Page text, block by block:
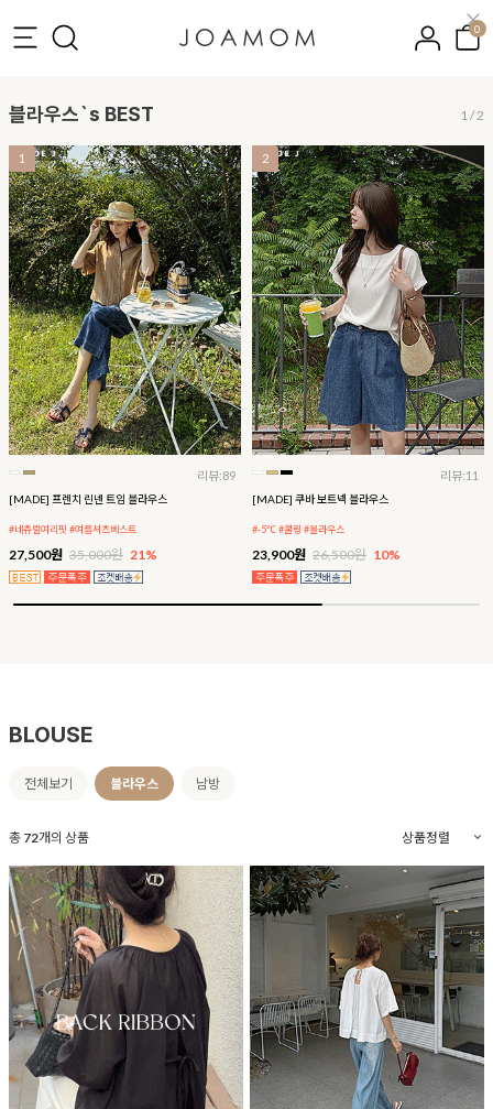
0
블라우스`s BEST 2/2
2
리뷰:11
[MADE] 쿠바 보트넥 블라우스
#-5℃ #쿨링 #블라우스
23,900원 26,500원 10%
3
리뷰:143
[MADE] 이지 텐션 나시 블라우스
#후기인증 #체형커버
28,800원 32,000원 10%
BLOUSE
전체보기 블라우스 남방
총 72개의 상품